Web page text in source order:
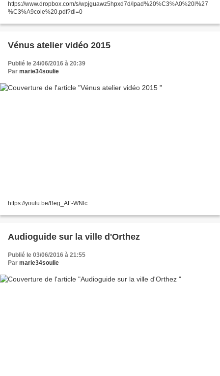
https://www.dropbox.com/s/wpjguawz5hpxd7d/Ipad%20%C3%A0%20l%27
%C3%A9cole%20.pdf?dl=0
Vénus atelier vidéo 2015
Publié le 24/06/2016 à 20:39
Par marie34soulie
https://youtu.be/Beg_AF-WNlc
Audioguide sur la ville d'Orthez
Publié le 03/06/2016 à 21:55
Par marie34soulie